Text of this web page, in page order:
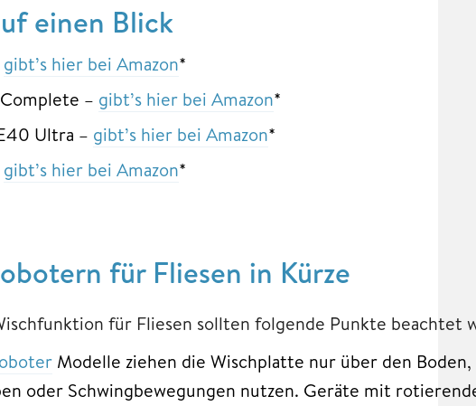
einen Blick
gibt’s hier bei Amazon*
– gibt’s hier bei Amazon*
Ultra – gibt’s hier bei Amazon*
gibt’s hier bei Amazon*
für Fliesen in Kürze
für Fliesen sollten folgende Punkte beachtet
Modelle ziehen die Wischplatte nur über den Boden,
oder Schwingbewegungen nutzen. Geräte mit